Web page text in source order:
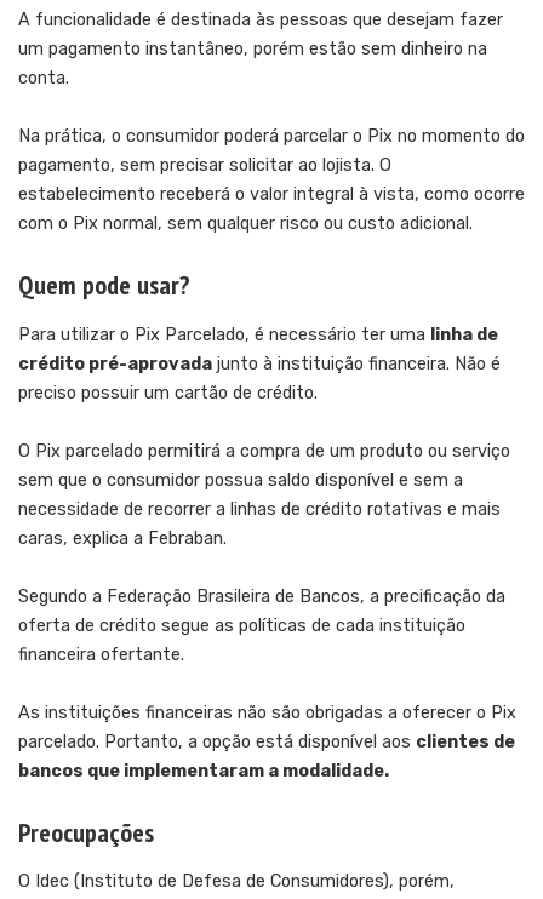
A funcionalidade é destinada às pessoas que desejam fazer
um pagamento instantâneo, porém estão sem dinheiro na
conta.
Na prática, o consumidor poderá parcelar o Pix no momento do
pagamento, sem precisar solicitar ao lojista. O
estabelecimento receberá o valor integral à vista, como ocorre
com o Pix normal, sem qualquer risco ou custo adicional.
Quem pode usar?
Para utilizar o Pix Parcelado, é necessário ter uma linha de
crédito pré-aprovada junto à instituição financeira. Não é
preciso possuir um cartão de crédito.
O Pix parcelado permitirá a compra de um produto ou serviço
sem que o consumidor possua saldo disponível e sem a
necessidade de recorrer a linhas de crédito rotativas e mais
caras, explica a Febraban.
Segundo a Federação Brasileira de Bancos, a precificação da
oferta de crédito segue as políticas de cada instituição
financeira ofertante.
As instituições financeiras não são obrigadas a oferecer o Pix
parcelado. Portanto, a opção está disponível aos clientes de
bancos que implementaram a modalidade.
Preocupações
O Idec (Instituto de Defesa de Consumidores), porém,